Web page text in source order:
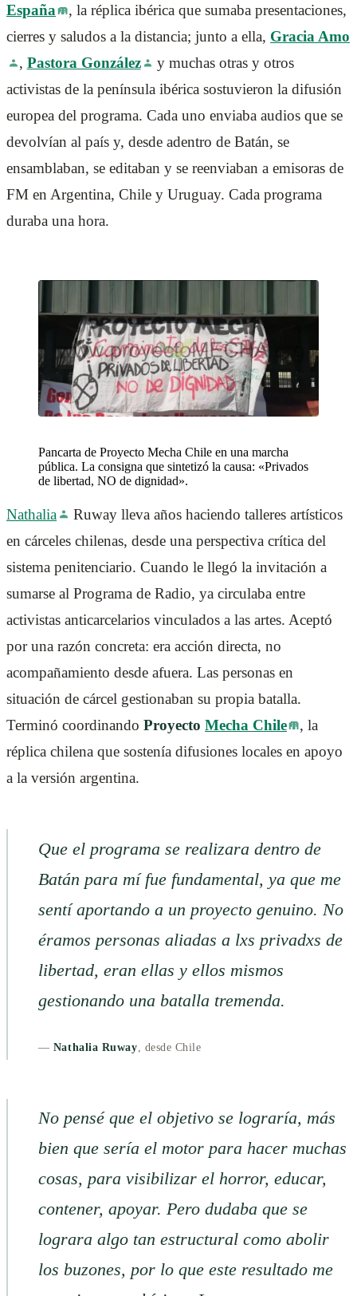
España
, la réplica ibérica que sumaba presentaciones,
cierres y saludos a la distancia; junto a ella, Gracia Amo
, Pastora González
y muchas otras y otros
activistas de la península ibérica sostuvieron la difusión
europea del programa. Cada uno enviaba audios que se
devolvían al país y, desde adentro de Batán, se
ensamblaban, se editaban y se reenviaban a emisoras de
FM en Argentina, Chile y Uruguay. Cada programa
duraba una hora.
Pancarta de Proyecto Mecha Chile en una marcha
pública. La consigna que sintetizó la causa: «Privados
de libertad, NO de dignidad».
Nathalia
Ruway lleva años haciendo talleres artísticos
en cárceles chilenas, desde una perspectiva crítica del
sistema penitenciario. Cuando le llegó la invitación a
sumarse al Programa de Radio, ya circulaba entre
activistas anticarcelarios vinculados a las artes. Aceptó
por una razón concreta: era acción directa, no
acompañamiento desde afuera. Las personas en
situación de cárcel gestionaban su propia batalla.
Terminó coordinando Proyecto Mecha Chile
, la
réplica chilena que sostenía difusiones locales en apoyo
a la versión argentina.
Que el programa se realizara dentro de
Batán para mí fue fundamental, ya que me
sentí aportando a un proyecto genuino. No
éramos personas aliadas a lxs privadxs de
libertad, eran ellas y ellos mismos
gestionando una batalla tremenda.
— Nathalia Ruway , desde Chile
No pensé que el objetivo se lograría, más
bien que sería el motor para hacer muchas
cosas, para visibilizar el horror, educar,
contener, apoyar. Pero dudaba que se
lograra algo tan estructural como abolir
los buzones, por lo que este resultado me